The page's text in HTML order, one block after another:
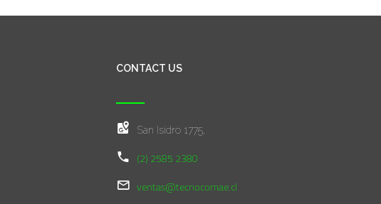
CONTACT US
San Isidro 1775,
(2) 2585 2380
ventas@tecnocomae.cl